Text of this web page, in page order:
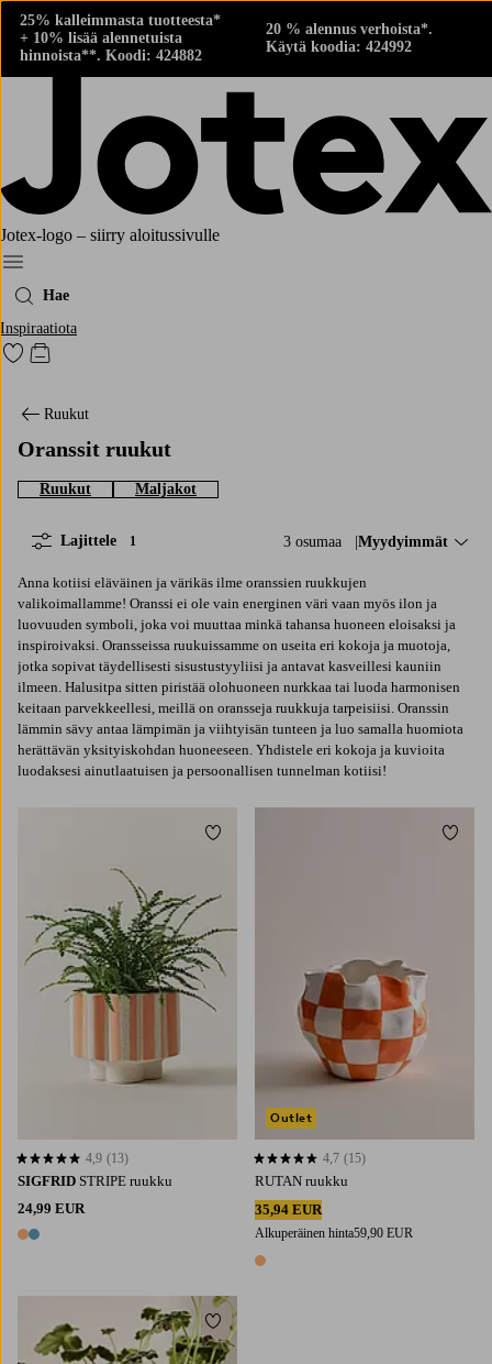
25% kalleimmasta tuotteesta*
+ 10% lisää alennetuista
hinnoista**. Koodi: 424882
20 % alennus verhoista*.
Käytä koodia: 424992
Jotex-logo – siirry aloitussivulle
Menu
Hae
Inspiraatiota
Siirry merkittyihin suosikkituotteisiin
Siirry ostoskoriin
Ruukut
Oranssit ruukut
Ruukut Maljakot
3 osumaa Lajittele:
Myydyimmät
Lajittele 1
Anna kotiisi eläväinen ja värikäs ilme oranssien ruukkujen
valikoimallamme! Oranssi ei ole vain energinen väri vaan myös ilon ja
luovuuden symboli, joka voi muuttaa minkä tahansa huoneen eloisaksi ja
inspiroivaksi. Oransseissa ruukuissamme on useita eri kokoja ja muotoja,
jotka sopivat täydellisesti sisustustyyliisi ja antavat kasveillesi kauniin
ilmeen. Halusitpa sitten piristää olohuoneen nurkkaa tai luoda harmonisen
keitaan parvekkeellesi, meillä on oransseja ruukkuja tarpeisiisi. Oranssin
lämmin sävy antaa lämpimän ja viihtyisän tunteen ja luo samalla huomiota
herättävän yksityiskohdan huoneeseen. Yhdistele eri kokoja ja kuvioita
luodaksesi ainutlaatuisen ja persoonallisen tunnelman kotiisi!
SIGFRID STRIPE ruukku
24,99 EUR
2 värejä
4,9 perustuen 13 arvosanaan
4,9 (13)
Lisää suosikkeihin
RUTAN ruukku
35,94 EUR
Alkuperäinen hinta59,90 EUR
1 väri
4,7 perustuen 15 arvosanaan
4,7 (15)
Outlet
Lisää
Lisää suosikkeihin